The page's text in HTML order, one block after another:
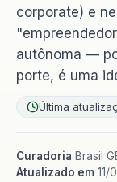
corporate) e
autônoma —
porte, é uma
Última
Curadoria Brasil
Atualizado em 11/